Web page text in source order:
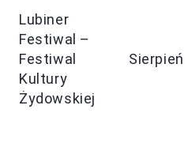
Lubiner
Festiwal –
Festiwal
Kultury
Żydowskiej
Sierpień